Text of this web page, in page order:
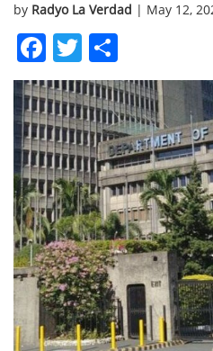
by Radyo La Verdad | May 12,
Facebook
Twitter